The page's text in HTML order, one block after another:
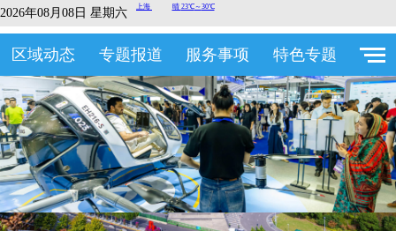
2026年08月08日 星期六
区域动态 专题报道 服务事项 特色专题